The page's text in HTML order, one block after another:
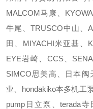
MALCOM马康、
牛尾、TRUSCO中山、
田、MIYACHI米亚基、
EYE岩崎、CCS、
SIMCO思美高、日本阀
业、hondakiko本多机工
pump日立泵、terada